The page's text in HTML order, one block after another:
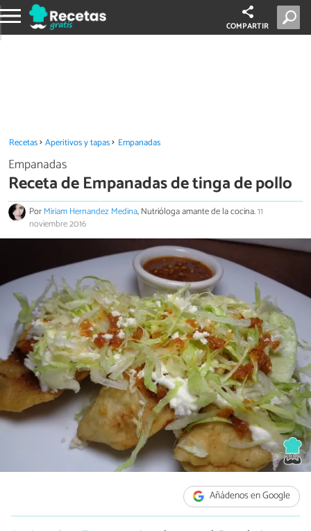
COMPARTIR
Recetas Aperitivos y tapas Empanadas
Empanadas
Receta de Empanadas de tinga de pollo
PorMiriam Hernandez Medina, Nutrióloga amante de la cocina.11
noviembre 2016
Añádenos en Google